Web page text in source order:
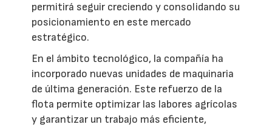
permitirá seguir creciendo y consolidando su
posicionamiento en este mercado
estratégico.
En el ámbito tecnológico, la compañía ha
incorporado nuevas unidades de maquinaria
de última generación. Este refuerzo de la
flota permite optimizar las labores agrícolas
y garantizar un trabajo más eficiente,